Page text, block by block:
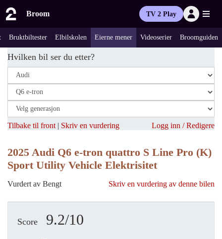
Broom TV 2 Play
Bruktbiltester Elbilskolen Eierne mener Videoserier Broomguiden
Hvilken bil ser du etter?
Tilbake til front | Skriv en vurdering Logg inn / Redigere
2025 Audi Q6 e-tron quattro S Line Pro (K)
Sport Utility Vehicle Elektrisitet
Vurdert av Bengt Skriv en vurdering av denne bilen
Score 9.2/10